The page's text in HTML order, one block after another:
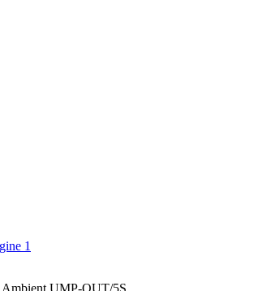
Ambient UMP-OUT/5S